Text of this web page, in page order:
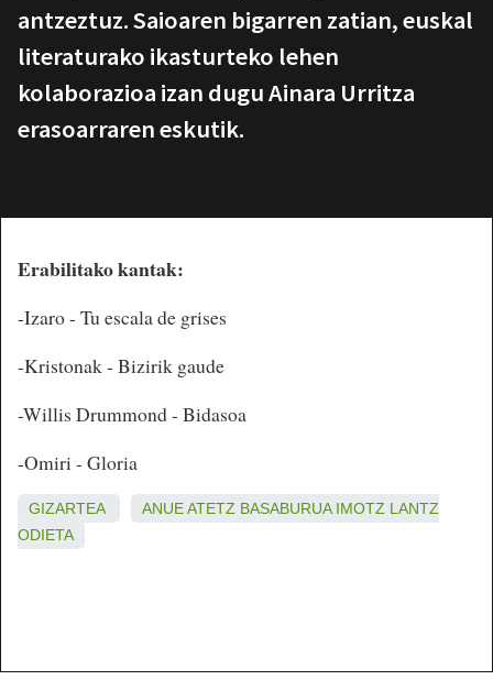
antzeztuz. Saioaren bigarren zatian, euskal
literaturako ikasturteko lehen
kolaborazioa izan dugu Ainara Urritza
erasoarraren eskutik.
Erabilitako kantak:
-Izaro - Tu escala de grises
-Kristonak - Bizirik gaude
-Willis Drummond - Bidasoa
-Omiri - Gloria
GIZARTEA ANUEATETZ BASABURUA IMOTZ LANTZ
ODIETA